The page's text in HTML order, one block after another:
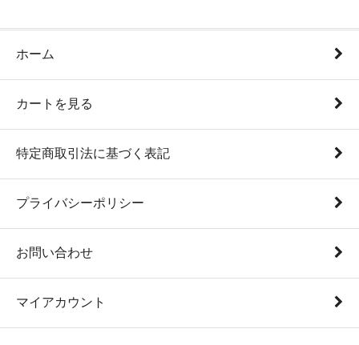
ホーム
カートを見る
特定商取引法に基づく表記
プライバシーポリシー
お問い合わせ
マイアカウント